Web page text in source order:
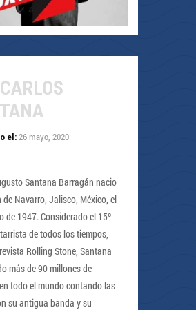
el:26 mayo, 2020
Santana Barragán nacio
de Navarro, Jalisco, México, el
de 1947. Considerado el 15º
de todos los tiempos,
Rolling Stone, Santana
más de 90 millones de
todo el mundo contando las
su antigua banda y su